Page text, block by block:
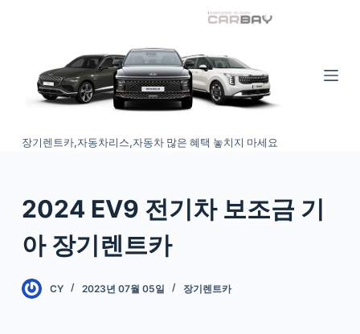
c장기렌트카,자동차리스,자동차 많은 혜택 놓치지 마세요
2024 EV9 전기차 보조금 기
아 장기렌트카
CY 2023년 07월 05일 장기렌트카